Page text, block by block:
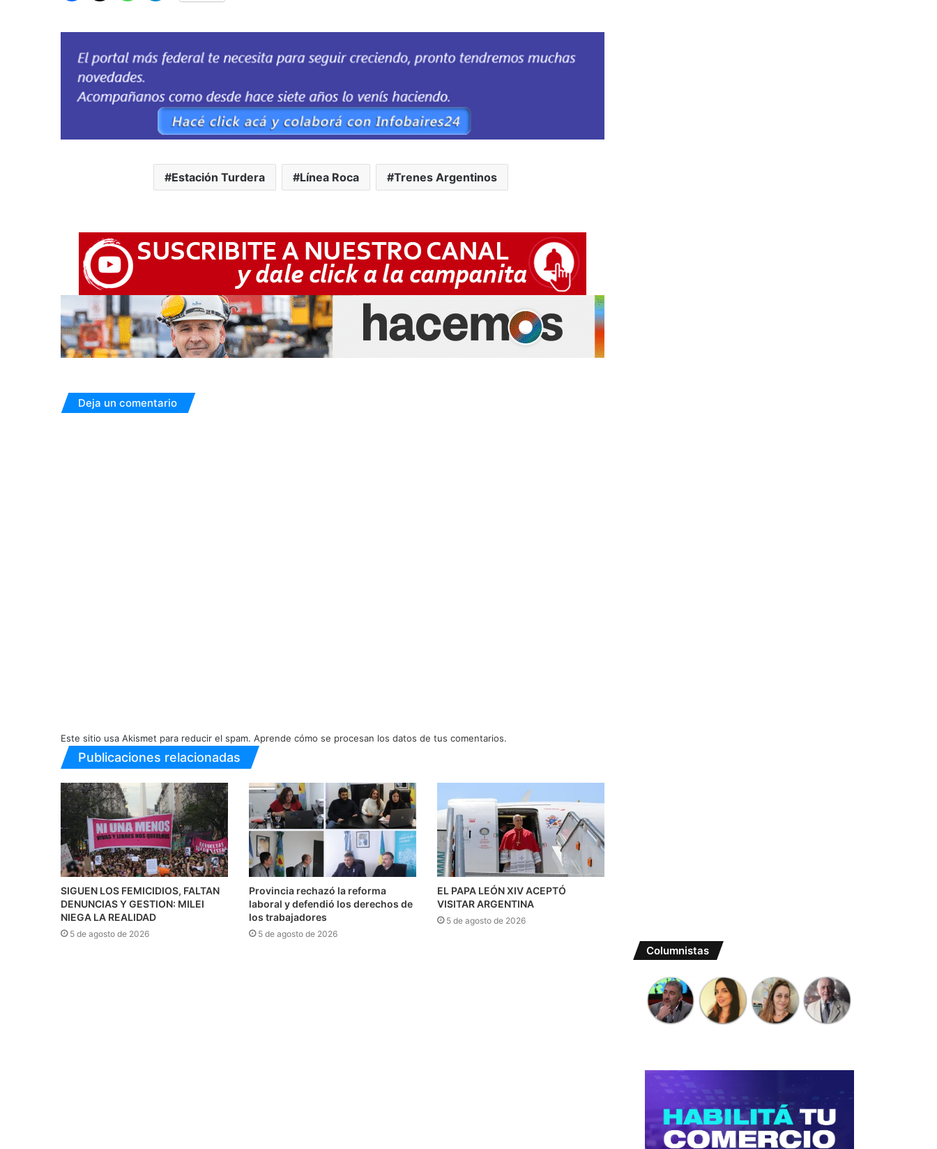
Estación Turdera Línea Roca Trenes Argentinos
Deja un comentario
Este sitio usa Akismet para reducir el spam. Aprende cómo se procesan los datos de tus comentarios.
Publicaciones relacionadas
SIGUEN LOS FEMICIDIOS, FALTAN
DENUNCIAS Y GESTION: MILEI
NIEGA LA REALIDAD
5 de agosto de 2026
Provincia rechazó la reforma
laboral y defendió los derechos de
los trabajadores
5 de agosto de 2026
EL PAPA LEÓN XIV ACEPTÓ
VISITAR ARGENTINA
5 de agosto de 2026
Columnistas